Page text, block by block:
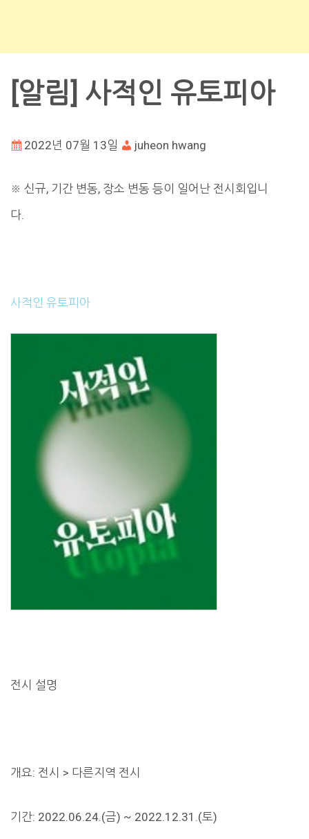
[알림] 사적인 유토피아
2022년 07월 13일 juheon hwang
※ 신규, 기간 변동, 장소 변동 등이 일어난 전시회입니
다.
사적인 유토피아
전시 설명
개요: 전시 > 다른지역 전시
기간: 2022.06.24.(금) ~ 2022.12.31.(토)